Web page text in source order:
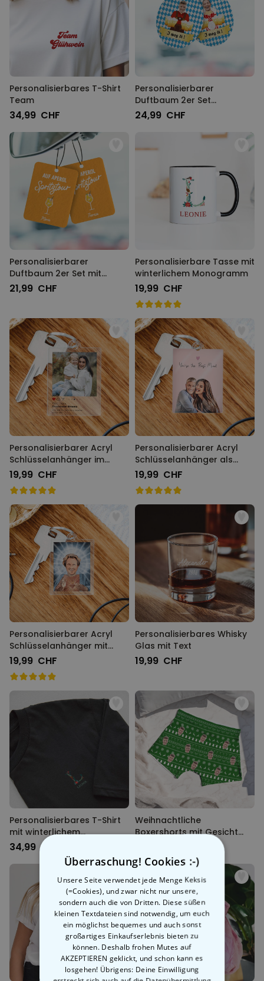
Personalisierbares T-Shirt
Team
34,99 CHF
Personalisierbarer
Duftbaum 2er Set
Oktoberfest
24,99 CHF
Personalisierbarer
Duftbaum 2er Set mit
Getränken und Spruch
21,99 CHF
Personalisierbare Tasse mit
winterlichem Monogramm
19,99 CHF
Personalisierbarer Acryl
Schlüsselanhänger im
Instagram-Style
19,99 CHF
Personalisierbarer Acryl
Schlüsselanhänger als
Comic
19,99 CHF
Personalisierbarer Acryl
Schlüsselanhänger mit
Heiligenschein und Gesicht
19,99 CHF
Personalisierbares Whisky
Glas mit Text
19,99 CHF
Personalisierbares T-Shirt
mit winterlichem
Monogramm
34,99 CHF
Weihnachtliche
Boxershorts mit Gesicht
Überraschung! Cookies :-)
Unsere Seite verwendet jede Menge Keksis
(=Cookies), und zwar nicht nur unsere,
sondern auch die von Dritten. Diese süßen
kleinen Textdateien sind notwendig, um euch
ein möglichst bequemes und auch sonst
großartiges Einkaufserlebnis bieten zu
können. Deshalb frohen Mutes auf
AKZEPTIEREN geklickt, und schon kann es
losgehen! Übrigens: Deine Einwilligung